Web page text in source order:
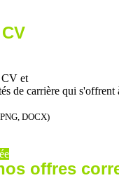
CV et
de carrière qui s'offrent
DOCX)
offres